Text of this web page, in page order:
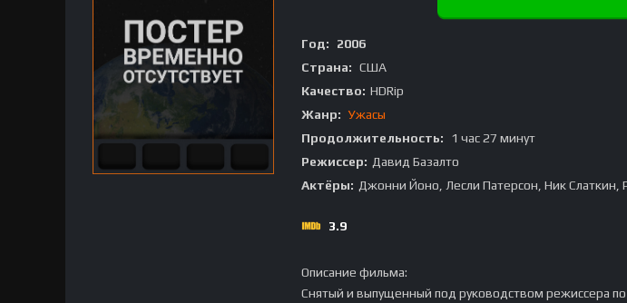
Год:
2006
Страна: США
Качество: HDRip
Жанр: Ужасы
Продолжительность:
1 час 27 минут
Режиссер: Давид Базалто
Актёры: Джонни Йоно, Лесли Патерсон, Ник Слаткин,
3.9
Описание фильма:
Снятый и выпущенный под руководством режиссера